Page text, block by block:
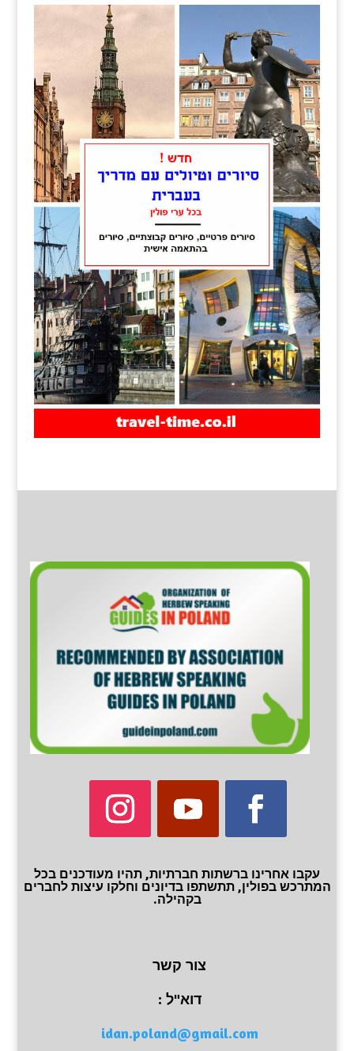
עקבו אחרינו ברשתות חברתיות, תהיו מעודכנים בכל
המתרכש בפולין, תתשתפו בדיונים וחלקו עיצות לחברים
בקהילה.
צור קשר
דוא"ל :
idan.poland@gmail.com